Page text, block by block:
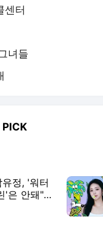
센터
녀들
PICK
정, '워터
'은 안돼"
" 갑론을박